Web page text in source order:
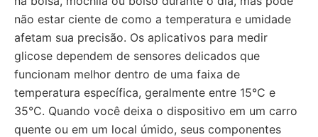
não estar ciente de como a temperatura e umidade
afetam sua precisão. Os aplicativos para medir
glicose dependem de sensores delicados que
funcionam melhor dentro de uma faixa de
temperatura específica, geralmente entre 15°C e
35°C. Quando você deixa o dispositivo em um carro
quente ou em um local úmido, seus componentes